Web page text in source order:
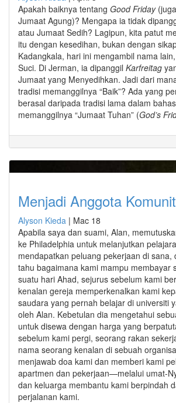
Apakah baiknya tentang Good Friday
Jumaat Agung)? Mengapa ia tidak
atau Jumaat Sedih? Lagipun, kita patut
itu dengan kesedihan, bukan dengan
Kadangkala, hari ini mengambil nama
Suci. Di Jerman, ia dipanggil Karfreitag
Jumaat yang Menyedihkan. Jadi dari
tradisi memanggilnya “Baik”? Ada yang
berasal daripada tradisi lama dalam
memanggilnya “Jumaat Tuhan” (God’s
Menjadi Anggota
Alyson Kieda | Mac 18
Apabila saya dan suami, Alan,
ke Philadelphia untuk melanjutkan
mendapatkan peluang pekerjaan di sana,
tahu bagaimana kami mampu membayar
suatu hari Ahad, sejurus sebelum kami
kenalan gereja memperkenalkan kami
saudara yang pernah belajar di universiti
oleh Alan. Kebetulan dia mengetahui
untuk disewa dengan harga yang
sebelum kami pergi, seorang rakan
nama seorang kenalan di sebuah
menjawab doa kami dan memberi kami
apartmen dan pekerjaan—melalui umat-
dan keluarga membantu kami berpindah
perjalanan kami.